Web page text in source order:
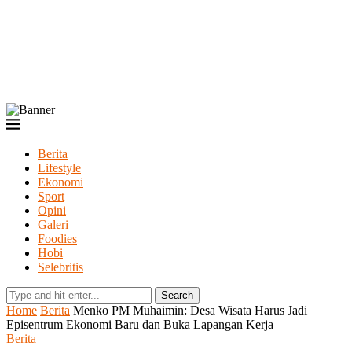
Berita
Lifestyle
Ekonomi
Sport
Opini
Galeri
Foodies
Hobi
Selebritis
Search
Home Berita Menko PM Muhaimin: Desa Wisata Harus Jadi
Episentrum Ekonomi Baru dan Buka Lapangan Kerja
Berita